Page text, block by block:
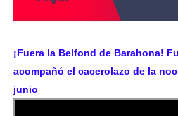
¡Fuera la Belfond de Barahona!
acompañó el cacerolazo de la
junio